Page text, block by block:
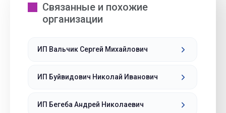
Связанные и похожие
организации
ИП Вальчик Сергей Михайлович
ИП Буйвидович Николай Иванович
ИП Бегеба Андрей Николаевич